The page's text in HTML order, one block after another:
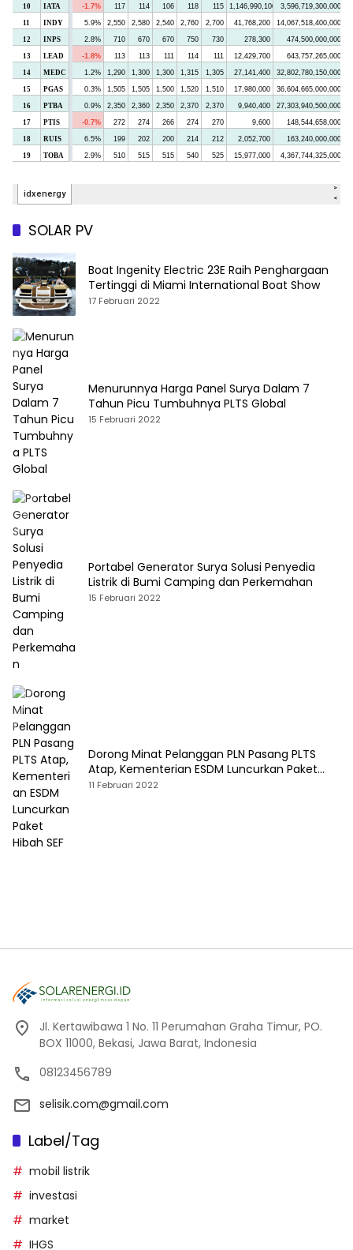
SOLAR PV
Boat Ingenity Electric 23E Raih Penghargaan
Tertinggi di Miami International Boat Show
17 Februari 2022
Menurunnya Harga Panel Surya Dalam 7
Tahun Picu Tumbuhnya PLTS Global
15 Februari 2022
Portabel Generator Surya Solusi Penyedia
Listrik di Bumi Camping dan Perkemahan
15 Februari 2022
Dorong Minat Pelanggan PLN Pasang PLTS
Atap, Kementerian ESDM Luncurkan Paket
Hibah SEF
11 Februari 2022
Jl. Kertawibawa 1 No. 11 Perumahan Graha Timur, PO.
BOX 11000, Bekasi, Jawa Barat, Indonesia
08123456789
selisik.com@gmail.com
Label/Tag
mobil listrik
investasi
market
IHGS